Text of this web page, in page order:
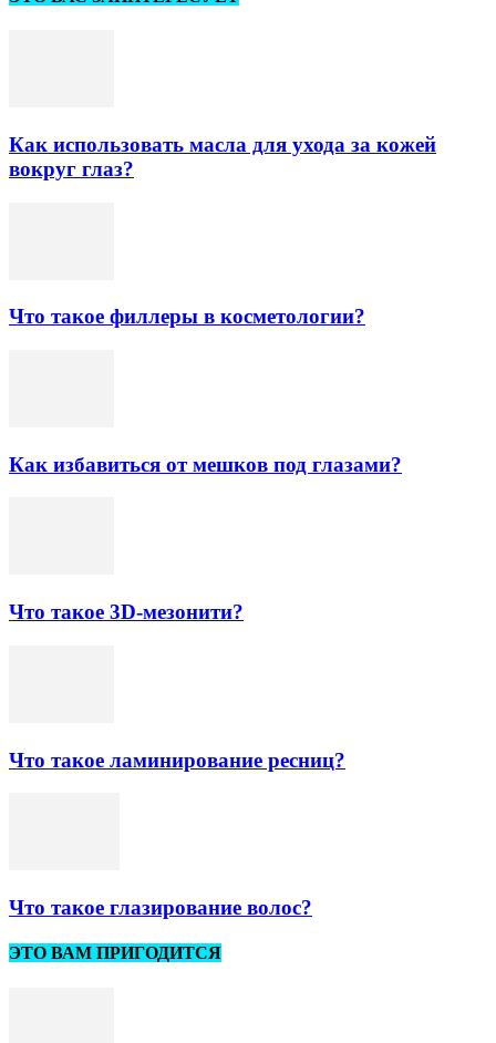
Как использовать масла для ухода за кожей
вокруг глаз?
Что такое филлеры в косметологии?
Как избавиться от мешков под глазами?
Что такое 3D-мезонити?
Что такое ламинирование ресниц?
Что такое глазирование волос?
ЭТО ВАМ ПРИГОДИТСЯ